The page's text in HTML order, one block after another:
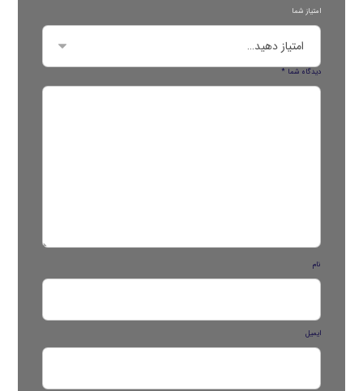
امتیاز شما
دیدگاه شما*
نام
ایمیل